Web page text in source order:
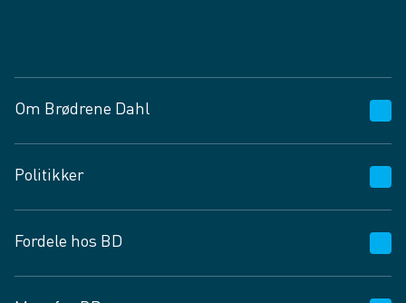
Om Brødrene Dahl
Vagttelefon 30 10 89 89
Spørgsmål og svar
Job og karriere
Fødevarekontrolrapport
Politikker
Privatlivspolitik
Cookies
Fordele hos BD